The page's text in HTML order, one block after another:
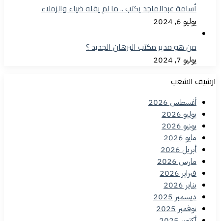
أسامة عبدالماجد يكتب .. ما لم يقله ضياء والزملاء
يوليو 6, 2024
من هو مدير مكتب البرهان الجديد ؟
يوليو 7, 2024
ارشيف الشعب
أغسطس 2026
يوليو 2026
يونيو 2026
مايو 2026
أبريل 2026
مارس 2026
فبراير 2026
يناير 2026
ديسمبر 2025
نوفمبر 2025